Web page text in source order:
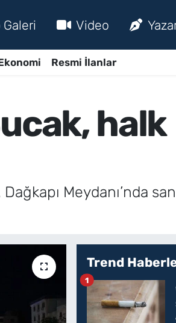
Video
Resmi İlanlar
halk
Meydanı’nda
Trend
1